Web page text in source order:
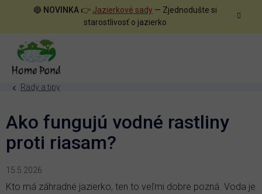
🔵 NOVINKA 👉 Jazierkové sady — Zjednodušte si
starostlivosť o jazierko
Rady a tipy
Ako fungujú vodné rastliny
proti riasam?
15.5.2026
Kto má záhradné jazierko, ten to veľmi dobre pozná. Voda je